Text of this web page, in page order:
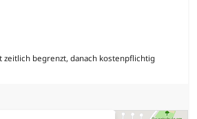
zeitlich begrenzt, danach kostenpflichtig